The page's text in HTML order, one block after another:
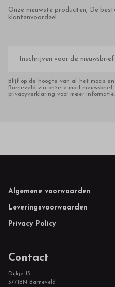
Onze nieuwste producten, De
klantenvoordeel
mailadres
Blijf op de hoogte van al het moois
Barneveld via onze e-mail
privacyverklaring voor meer informatie.
Footer
Algemene voorwaarden
Leveringsvoorwaarden
Privacy Policy
Contact
Dijkje 13
3771BN Barneveld